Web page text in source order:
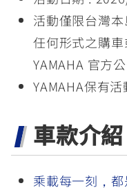
活動僅限台灣
任何形式之購
YAMAHA 官方
YAMAHA保有
車款介紹
乘載每一刻，都